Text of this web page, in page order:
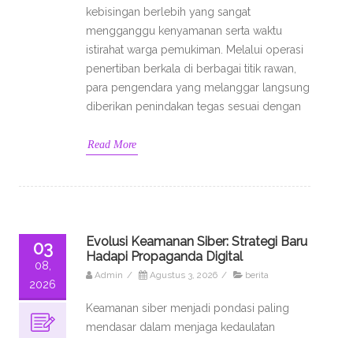
kebisingan berlebih yang sangat
mengganggu kenyamanan serta waktu
istirahat warga pemukiman. Melalui operasi
penertiban berkala di berbagai titik rawan,
para pengendara yang melanggar langsung
diberikan penindakan tegas sesuai dengan
Read More
03
08,
2026
Evolusi Keamanan Siber: Strategi Baru
Hadapi Propaganda Digital
Admin / Agustus 3, 2026 / berita
Keamanan siber menjadi pondasi paling
mendasar dalam menjaga kedaulatan